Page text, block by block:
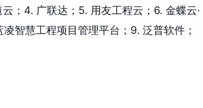
；4. 广联达；5. 用友工程云；6. 金蝶云·
智慧工程项目管理平台；9. 泛普软件；